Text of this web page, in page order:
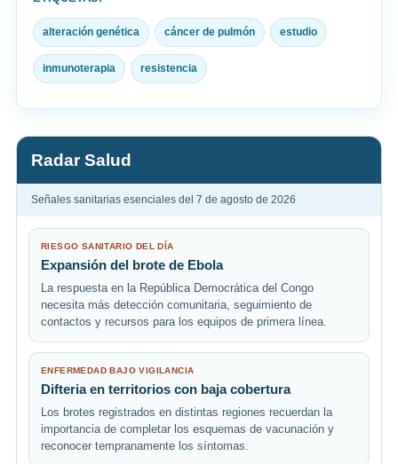
alteración genética cáncer de pulmón estudio
inmunoterapia resistencia
Radar Salud
Señales sanitarias esenciales del 7 de agosto de 2026
RIESGO SANITARIO DEL DÍA
Expansión del brote de Ebola
La respuesta en la República Democrática del Congo
necesita más detección comunitaria, seguimiento de
contactos y recursos para los equipos de primera línea.
ENFERMEDAD BAJO VIGILANCIA
Difteria en territorios con baja cobertura
Los brotes registrados en distintas regiones recuerdan la
importancia de completar los esquemas de vacunación y
reconocer tempranamente los síntomas.